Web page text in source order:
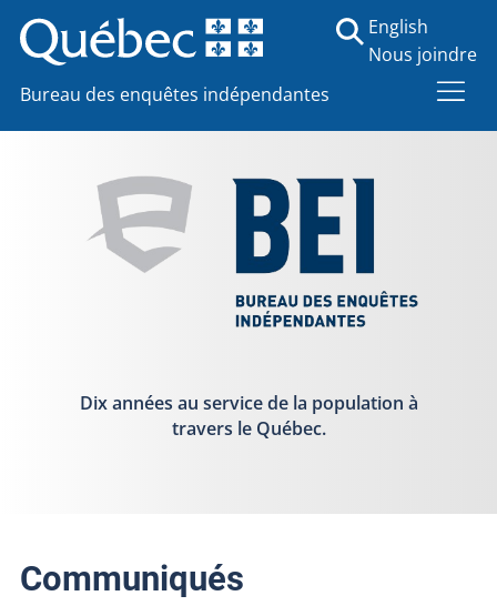
Bureau des enquêtes indépendantes
English
Nous joindre
Dix années au service de la population à
travers le Québec.
Communiqués